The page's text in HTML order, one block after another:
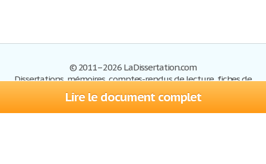
Lire le document complet
© 2011–2026 LaDissertation.com
Dissertations, mémoires, comptes-rendus de lecture, fiches de
lectures, exemples du BAC